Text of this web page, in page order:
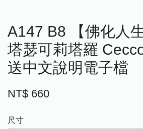
A147 B8 【佛化人
塔瑟可莉塔羅
送中文說明電子檔
NT$ 660
尺寸